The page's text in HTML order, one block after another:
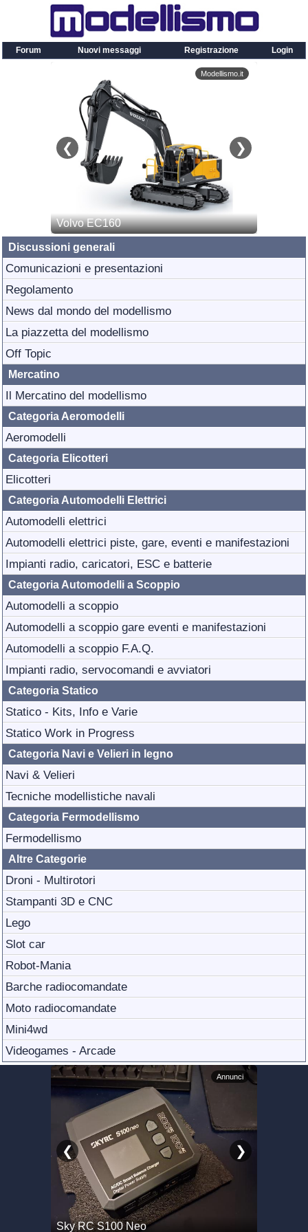
Forum Nuovi messaggi Registrazione Login
Discussioni generali
Comunicazioni e presentazioni
Regolamento
News dal mondo del modellismo
La piazzetta del modellismo
Off Topic
Mercatino
Il Mercatino del modellismo
Categoria Aeromodelli
Aeromodelli
Categoria Elicotteri
Elicotteri
Categoria Automodelli Elettrici
Automodelli elettrici
Automodelli elettrici piste, gare, eventi e manifestazioni
Impianti radio, caricatori, ESC e batterie
Categoria Automodelli a Scoppio
Automodelli a scoppio
Automodelli a scoppio gare eventi e manifestazioni
Automodelli a scoppio F.A.Q.
Impianti radio, servocomandi e avviatori
Categoria Statico
Statico - Kits, Info e Varie
Statico Work in Progress
Categoria Navi e Velieri in legno
Navi & Velieri
Tecniche modellistiche navali
Categoria Fermodellismo
Fermodellismo
Altre Categorie
Droni - Multirotori
Stampanti 3D e CNC
Lego
Slot car
Robot-Mania
Barche radiocomandate
Moto radiocomandate
Mini4wd
Videogames - Arcade